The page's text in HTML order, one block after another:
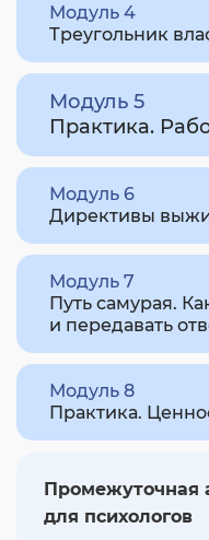
Модуль 4
Треугольник
Модуль 5
Практика.
Модуль 6
Директивы
Модуль 7
Путь самурая.
и передавать
Модуль 8
Практика.
Промежуточная
для психологов